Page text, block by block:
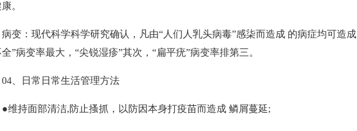
。
：现代科学科学研究确认，凡由“人们人乳头病毒”感柒而造成 的病症均可造成
”病变率最大，“尖锐湿疹”其次，“扁平疣”病变率排第三。
日常日常生活管理方法
持面部清洁,防止搔抓，以防因本身打疫苗而造成 鳞屑蔓延;